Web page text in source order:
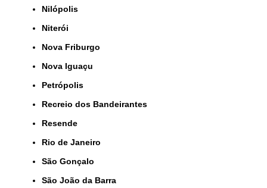
Nilópolis
Niterói
Nova Friburgo
Nova Iguaçu
Petrópolis
Recreio dos Bandeirantes
Resende
Rio de Janeiro
São Gonçalo
São João da Barra